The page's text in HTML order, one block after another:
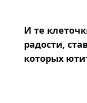
И те
радости,
которых